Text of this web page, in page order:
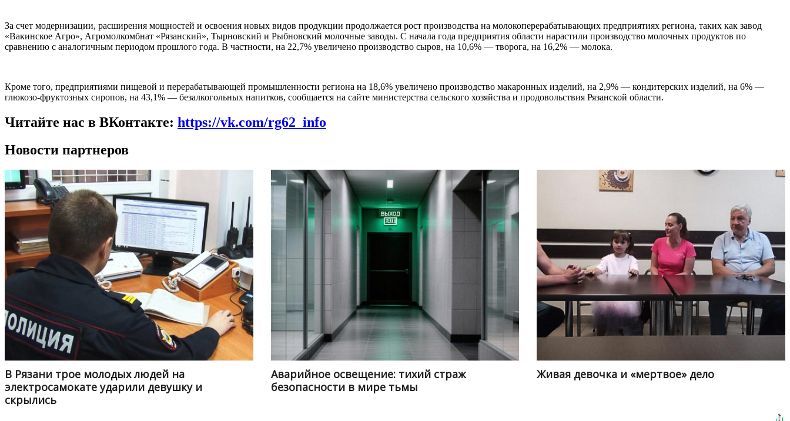
За счет модернизации, расширения мощностей и освоения новых видов продукции продолжается рост производства на молокоперерабатывающих предприятиях региона, таких как завод
«Вакинское Агро», Агромолкомбнат «Рязанский», Тырновский и Рыбновский молочные заводы. С начала года предприятия области нарастили производство молочных продуктов по
сравнению с аналогичным периодом прошлого года. В частности, на 22,7% увеличено производство сыров, на 10,6% — творога, на 16,2% — молока.
Кроме того, предприятиями пищевой и перерабатывающей промышленности региона на 18,6% увеличено производство макаронных изделий, на 2,9% — кондитерских изделий, на 6% —
глюкозо-фруктозных сиропов, на 43,1% — безалкогольных напитков, сообщается на сайте министерства сельского хозяйства и продовольствия Рязанской области.
Читайте нас в ВКонтакте: https://vk.com/rg62_info
Новости партнеров
В Рязани трое молодых людей на
электросамокате ударили девушку и
скрылись
Аварийное освещение: тихий страж
безопасности в мире тьмы
Живая девочка и «мертвое» дело